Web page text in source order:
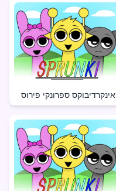
אינקרדיבוקס ספרונקי פירוס